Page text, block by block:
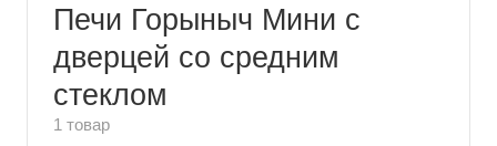
Печи Горыныч Мини с
дверцей со средним
стеклом
1 товар